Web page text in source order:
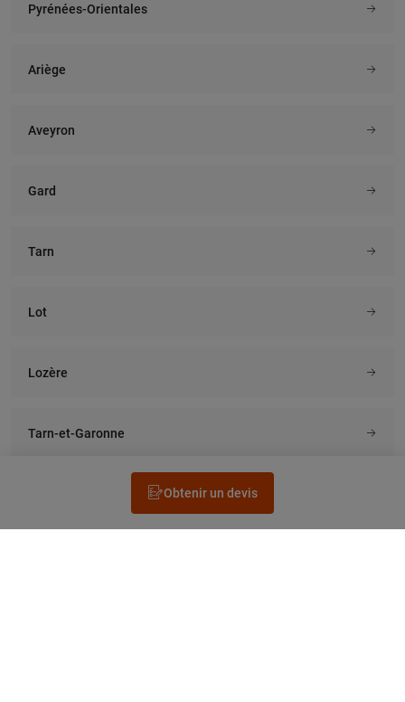
Obtenir un devis
Pyrénées-Orientales
Ariège
Aveyron
Gard
Tarn
Lot
Lozère
Tarn-et-Garonne